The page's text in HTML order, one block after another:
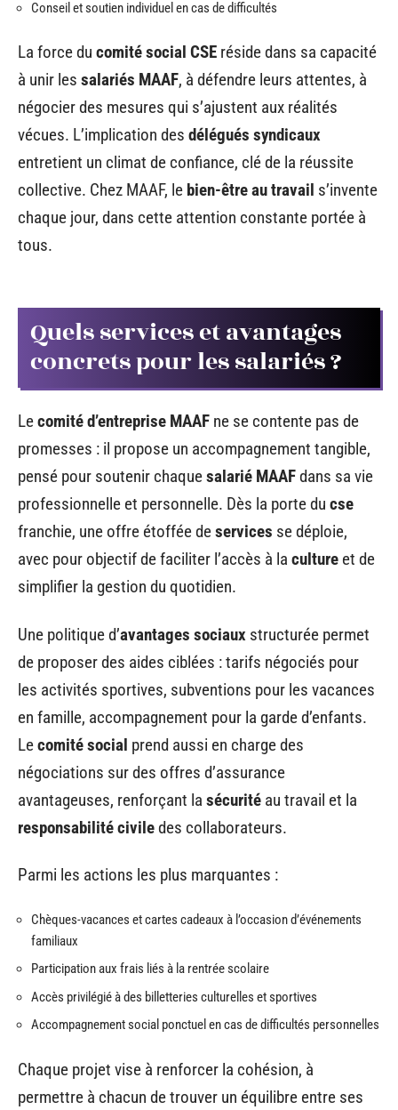
Conseil et soutien individuel en cas de difficultés
La force du comité social CSE réside dans sa capacité
à unir les salariés MAAF, à défendre leurs attentes, à
négocier des mesures qui s’ajustent aux réalités
vécues. L’implication des délégués syndicaux
entretient un climat de confiance, clé de la réussite
collective. Chez MAAF, le bien-être au travail s’invente
chaque jour, dans cette attention constante portée à
tous.
Quels services et avantages
concrets pour les salariés ?
Lecomité d’entreprise MAAF ne se contente pas de
promesses : il propose un accompagnement tangible,
pensé pour soutenir chaquesalarié MAAFdans sa vie
professionnelle et personnelle. Dès la porte du cse
franchie, une offre étoffée deservices se déploie,
avec pour objectif de faciliter l’accès à la culture et de
simplifier la gestion du quotidien.
Une politique d’avantages sociaux structurée permet
de proposer des aides ciblées : tarifs négociés pour
les activités sportives, subventions pour les vacances
en famille, accompagnement pour la garde d’enfants.
Lecomité social prend aussi en charge des
négociations sur des offres d’assurance
avantageuses, renforçant la sécurité au travail et la
responsabilité civiledes collaborateurs.
Parmi les actions les plus marquantes :
Chèques-vacances et cartes cadeaux à l’occasion d’événements
familiaux
Participation aux frais liés à la rentrée scolaire
Accès privilégié à des billetteries culturelles et sportives
Accompagnement social ponctuel en cas de difficultés personnelles
Chaque projet vise à renforcer la cohésion, à
permettre à chacun de trouver un équilibre entre ses